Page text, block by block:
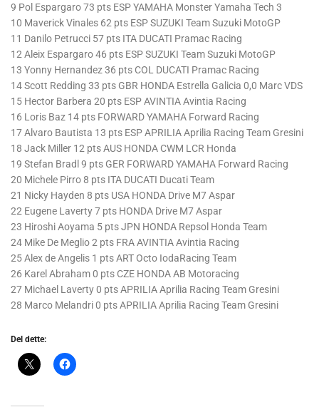
9 Pol Espargaro 73 pts ESP YAMAHA Monster Yamaha Tech 3
10 Maverick Vinales 62 pts ESP SUZUKI Team Suzuki MotoGP
11 Danilo Petrucci 57 pts ITA DUCATI Pramac Racing
12 Aleix Espargaro 46 pts ESP SUZUKI Team Suzuki MotoGP
13 Yonny Hernandez 36 pts COL DUCATI Pramac Racing
14 Scott Redding 33 pts GBR HONDA Estrella Galicia 0,0 Marc VDS
15 Hector Barbera 20 pts ESP AVINTIA Avintia Racing
16 Loris Baz 14 pts FORWARD YAMAHA Forward Racing
17 Alvaro Bautista 13 pts ESP APRILIA Aprilia Racing Team Gresini
18 Jack Miller 12 pts AUS HONDA CWM LCR Honda
19 Stefan Bradl 9 pts GER FORWARD YAMAHA Forward Racing
20 Michele Pirro 8 pts ITA DUCATI Ducati Team
21 Nicky Hayden 8 pts USA HONDA Drive M7 Aspar
22 Eugene Laverty 7 pts HONDA Drive M7 Aspar
23 Hiroshi Aoyama 5 pts JPN HONDA Repsol Honda Team
24 Mike De Meglio 2 pts FRA AVINTIA Avintia Racing
25 Alex de Angelis 1 pts ART Octo IodaRacing Team
26 Karel Abraham 0 pts CZE HONDA AB Motoracing
27 Michael Laverty 0 pts APRILIA Aprilia Racing Team Gresini
28 Marco Melandri 0 pts APRILIA Aprilia Racing Team Gresini
Del dette: